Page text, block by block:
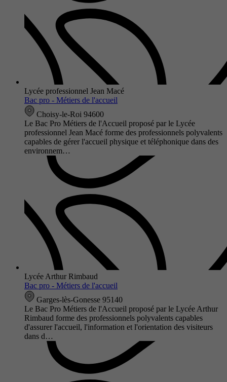
Lycée professionnel Jean Macé
Bac pro - Métiers de l'accueil
Choisy-le-Roi 94600
Le Bac Pro Métiers de l'Accueil proposé par le Lycée
professionnel Jean Macé forme des professionnels polyvalents
capables de gérer l'accueil physique et téléphonique dans des
environnem…
Lycée Arthur Rimbaud
Bac pro - Métiers de l'accueil
Garges-lès-Gonesse 95140
Le Bac Pro Métiers de l'Accueil proposé par le Lycée Arthur
Rimbaud forme des professionnels polyvalents capables
d'assurer l'accueil, l'information et l'orientation des visiteurs
dans d…